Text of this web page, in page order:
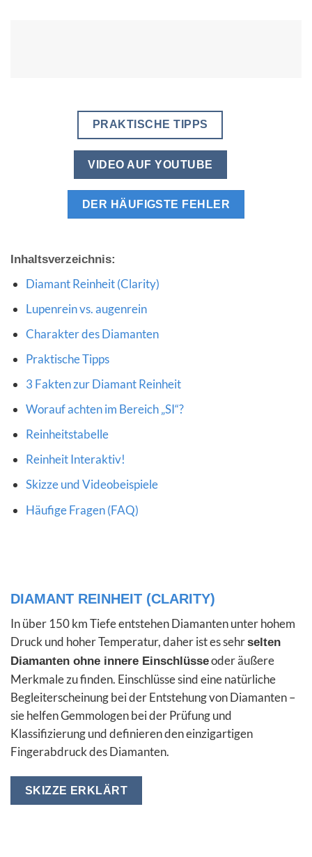
PRAKTISCHE TIPPS
VIDEO AUF YOUTUBE
DER HÄUFIGSTE FEHLER
Inhaltsverzeichnis:
Diamant Reinheit (Clarity)
Lupenrein vs. augenrein
Charakter des Diamanten
Praktische Tipps
3 Fakten zur Diamant Reinheit
Worauf achten im Bereich „SI“?
Reinheitstabelle
Reinheit Interaktiv!
Skizze und Videobeispiele
Häufige Fragen (FAQ)
DIAMANT REINHEIT (CLARITY)
In über 150 km Tiefe entstehen Diamanten unter hohem
Druck und hoher Temperatur, daher ist es sehrselten
Diamanten ohne innere Einschlüsseoder äußere
Merkmale zu finden. Einschlüsse sind eine natürliche
Begleiterscheinung bei der Entstehung von Diamanten –
sie helfen Gemmologen bei der Prüfung und
Klassifizierung und definieren den einzigartigen
Fingerabdruck des Diamanten.
SKIZZE ERKLÄRT